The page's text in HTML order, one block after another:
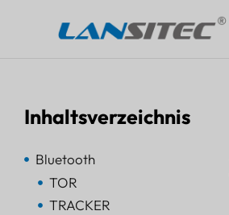
Inhaltsverzeichnis
Bluetooth
TOR
TRACKER